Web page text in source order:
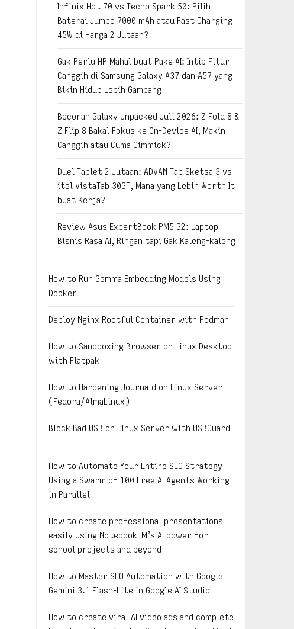
Infinix Hot 70 vs Tecno Spark 50: Pilih
Baterai Jumbo 7000 mAh atau Fast Charging
45W di Harga 2 Jutaan?
Gak Perlu HP Mahal buat Pake AI: Intip Fitur
Canggih di Samsung Galaxy A37 dan A57 yang
Bikin Hidup Lebih Gampang
Bocoran Galaxy Unpacked Juli 2026: Z Fold 8 &
Z Flip 8 Bakal Fokus ke On-Device AI, Makin
Canggih atau Cuma Gimmick?
Duel Tablet 2 Jutaan: ADVAN Tab Sketsa 3 vs
itel VistaTab 30GT, Mana yang Lebih Worth It
buat Kerja?
Review Asus ExpertBook PM5 G2: Laptop
Bisnis Rasa AI, Ringan tapi Gak Kaleng-kaleng
How to Run Gemma Embedding Models Using
Docker
Deploy Nginx Rootful Container with Podman
How to Sandboxing Browser on Linux Desktop
with Flatpak
How to Hardening Journald on Linux Server
(Fedora/AlmaLinux)
Block Bad USB on Linux Server with USBGuard
How to Automate Your Entire SEO Strategy
Using a Swarm of 100 Free AI Agents Working
in Parallel
How to create professional presentations
easily using NotebookLM’s AI power for
school projects and beyond
How to Master SEO Automation with Google
Gemini 3.1 Flash-Lite in Google AI Studio
How to create viral AI video ads and complete